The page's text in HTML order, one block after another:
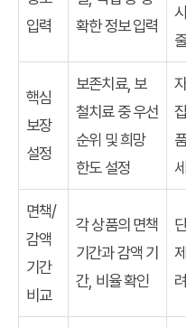
입력
확한 정보 입력
핵심
보장
설정
보존치료, 보
철치료 중 우선
순위 및 희망
한도 설정
면책/
감액
기간
비교
각 상품의 면책
기간과 감액 기
간, 비율 확인